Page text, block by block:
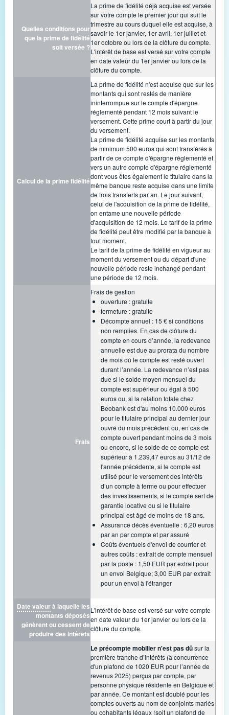
Quelles conditions pour
que la prime de fidélité
soit versée ?
La prime de fidélité déjà acquise est versée
sur votre compte le premier jour qui suit le
trimestre au cours duquel elle est acquise, à
savoir le 1er janvier, 1er avril, 1er juillet et
1er octobre ou lors de la clôture du compte.
L'intérêt de base est versé sur votre compte
en date valeur du 1er janvier ou lors de la
clôture du compte.
Calcul de la prime fidélité
La prime de fidélité n'est acquise que sur les
montants qui sont restés de manière
ininterrompue sur le compte d'épargne
réglementé pendant 12 mois suivant le
versement. Cette prime court à partir du jour
du versement.
La prime de fidélité acquise sur les montants
de minimum 500 euros qui sont transférés à
partir de ce compte d'épargne réglementé et
vers un autre compte d'épargne réglementé
dont vous êtes également le titulaire dans la
même banque reste acquise dans une limite
de trois transferts par an. Le jour suivant,
celui de l'acquisition de la prime de fidélité,
on entame une nouvelle période
d'acquisition de 12 mois. Le tarif de la prime
de fidélité peut être modifié par la banque à
tout moment.
Le tarif de la prime de fidélité en vigueur au
moment du versement ou du départ d'une
nouvelle période reste inchangé pendant
une période de 12 mois.
Frais
Frais de gestion
ouverture : gratuite
fermeture : gratuite
Décompte annuel : 15 € si conditions
non remplies. En cas de clôture du
compte en cours d’année, la redevance
annuelle est due au prorata du nombre
de mois où le compte est resté ouvert
durant l’année. La redevance n’est pas
due si le solde moyen mensuel du
compte est supérieur ou égal à 500
euros ou, si la relation totale chez
Beobank est d'au moins 10.000 euros
pour le titulaire principal au dernier jour
ouvré du mois précédent ou, en cas de
compte ouvert pendant moins de 3 mois
ou encore, si le solde de ce compte est
supérieur à 1.239,47 euros au 31/12 de
l'année précédente, si le compte est
utilisé pour le versement des intérêts
d’un compte à terme ou pour effectuer
des investissements, si le compte sert de
garantie locative ou si le titulaire
principal est âgé de moins de 18 ans.
Assurance décès éventuelle : 6,20 euros
par an par compte et par assuré
Coûts éventuels d'envoi de courrier et
autres coûts : extrait de compte mensuel
par la poste : 1,50 EUR par extrait pour
un envoi Belgique; 3,00 EUR par extrait
pour un envoi à l'étranger
Date valeurà laquelle les
montants déposés
génèrent ou cessent de
produire des intérêts
L'intérêt de base est versé sur votre compte
en date valeur du 1er janvier ou lors de la
clôture du compte.
Le précompte mobilier n'est pas dûsur la
première tranche d’intérêts (à concurrence
d'un plafond de 1020 EUR pour l’année de
revenus 2025) perçus par compte, par
personne physique résidente en Belgique et
par année. Ce montant est doublé pour les
comptes ouverts au nom de conjoints mariés
ou cohabitants légaux (soit un plafond de